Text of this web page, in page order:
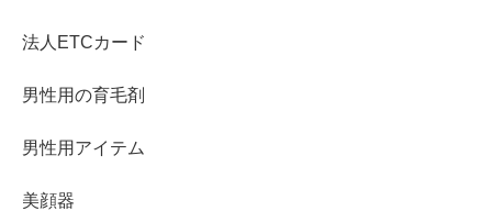
法人ETCカード
男性用の育毛剤
男性用アイテム
美顔器